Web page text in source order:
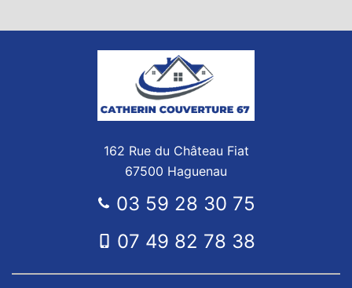
162 Rue du Château Fiat
67500 Haguenau
03 59 28 30 75
07 49 82 78 38